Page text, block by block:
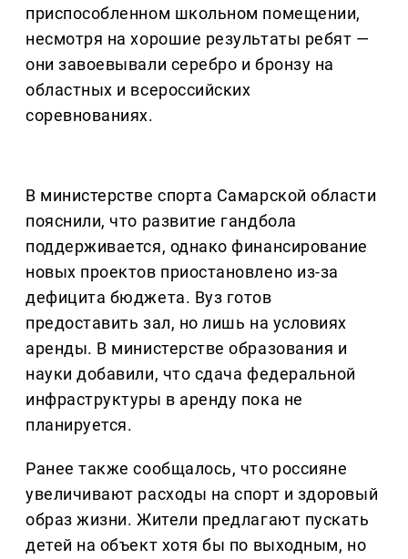
приспособленном школьном помещении,
несмотря на хорошие результаты ребят —
они завоевывали серебро и бронзу на
областных и всероссийских
соревнованиях.
В министерстве спорта Самарской области
пояснили, что развитие гандбола
поддерживается, однако финансирование
новых проектов приостановлено из-за
дефицита бюджета. Вуз готов
предоставить зал, но лишь на условиях
аренды. В министерстве образования и
науки добавили, что сдача федеральной
инфраструктуры в аренду пока не
планируется.
Ранее также сообщалось, что россияне
увеличивают расходы на спорт и здоровый
образ жизни. Жители предлагают пускать
детей на объект хотя бы по выходным, но